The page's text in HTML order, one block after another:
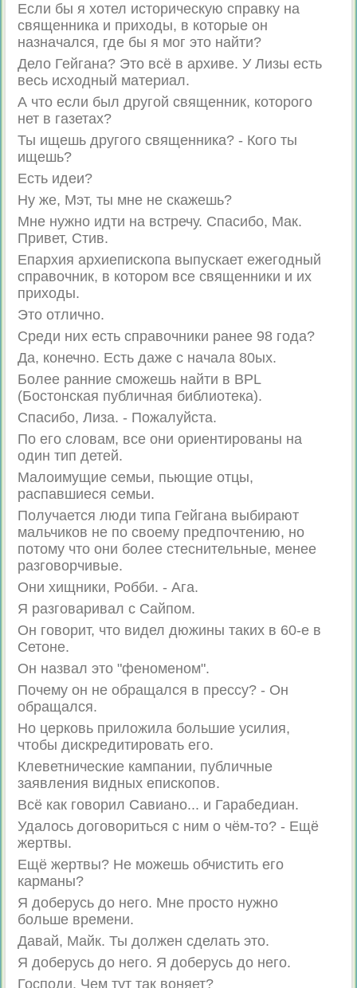
Если бы я хотел историческую справку на
священника и приходы, в которые он
назначался, где бы я мог это найти?
Дело Гейгана? Это всё в архиве. У Лизы есть
весь исходный материал.
А что если был другой священник, которого
нет в газетах?
Ты ищешь другого священника? - Кого ты
ищешь?
Есть идеи?
Ну же, Мэт, ты мне не скажешь?
Мне нужно идти на встречу. Спасибо, Мак.
Привет, Стив.
Епархия архиепископа выпускает ежегодный
справочник, в котором все священники и их
приходы.
Это отлично.
Среди них есть справочники ранее 98 года?
Да, конечно. Есть даже с начала 80ых.
Более ранние сможешь найти в BPL
(Бостонская публичная библиотека).
Спасибо, Лиза. - Пожалуйста.
По его словам, все они ориентированы на
один тип детей.
Малоимущие семьи, пьющие отцы,
распавшиеся семьи.
Получается люди типа Гейгана выбирают
мальчиков не по своему предпочтению, но
потому что они более стеснительные, менее
разговорчивые.
Они хищники, Робби. - Ага.
Я разговаривал с Сайпом.
Он говорит, что видел дюжины таких в 60-е в
Сетоне.
Он назвал это "феноменом".
Почему он не обращался в прессу? - Он
обращался.
Но церковь приложила большие усилия,
чтобы дискредитировать его.
Клеветнические кампании, публичные
заявления видных епископов.
Всё как говорил Савиано... и Гарабедиан.
Удалось договориться с ним о чём-то? - Ещё
жертвы.
Ещё жертвы? Не можешь обчистить его
карманы?
Я доберусь до него. Мне просто нужно
больше времени.
Давай, Майк. Ты должен сделать это.
Я доберусь до него. Я доберусь до него.
Господи. Чем тут так воняет?